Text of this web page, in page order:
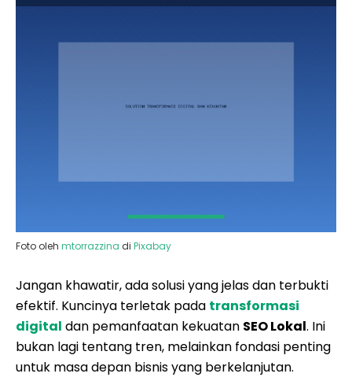
Foto oleh mtorrazzina di Pixabay
Jangan khawatir, ada solusi yang jelas dan terbukti
efektif. Kuncinya terletak pada transformasi
digital dan pemanfaatan kekuatan SEO Lokal. Ini
bukan lagi tentang tren, melainkan fondasi penting
untuk masa depan bisnis yang berkelanjutan.